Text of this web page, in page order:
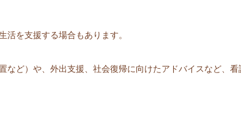
活を支援する場合もあります。
など）や、外出支援、社会復帰に向けたアドバイスなど、